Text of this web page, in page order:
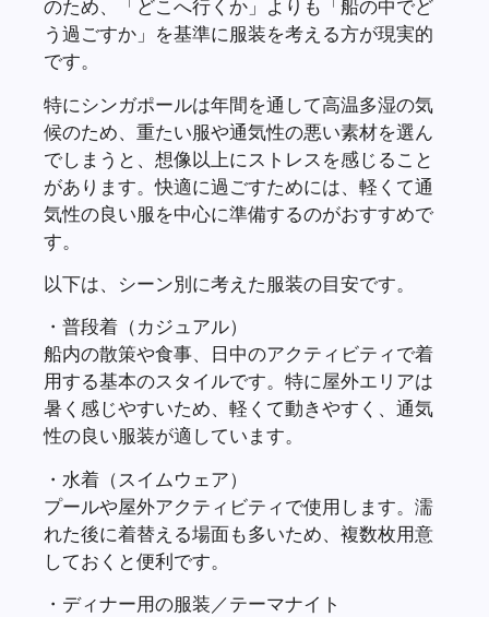
のため、「どこへ行くか」よりも「船の中でど
う過ごすか」を基準に服装を考える方が現実的
です。
特にシンガポールは年間を通して高温多湿の気
候のため、重たい服や通気性の悪い素材を選ん
でしまうと、想像以上にストレスを感じること
があります。快適に過ごすためには、軽くて通
気性の良い服を中心に準備するのがおすすめで
す。
以下は、シーン別に考えた服装の目安です。
・普段着（カジュアル）
船内の散策や食事、日中のアクティビティで着
用する基本のスタイルです。特に屋外エリアは
暑く感じやすいため、軽くて動きやすく、通気
性の良い服装が適しています。
・水着（スイムウェア）
プールや屋外アクティビティで使用します。濡
れた後に着替える場面も多いため、複数枚用意
しておくと便利です。
・ディナー用の服装／テーマナイト